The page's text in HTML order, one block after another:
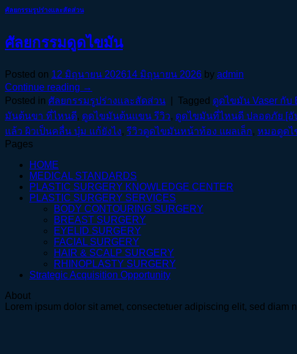
ศัลยกรรมรูปร่างและสัดส่วน
ศัลยกรรมดูดไขมัน
Posted on 12 มิถุนายน 202614 มิถุนายน 2026 by admin
Continue reading →
Posted in ศัลยกรรมรูปร่างและสัดส่วน Tagged ดูดไขมัน Vaser กับ
มันต้นขา ที่ไหนดี, ดูดไขมันต้นแขน รีวิว, ดูดไขมันที่ไหนดี ปลอดภัย [อั
แล้ว ผิวเป็นคลื่น บุ๋ม แก้ยังไง, รีวิวดูดไขมันหน้าท้อง แผลเล็ก, หมอดูดไ
Pages
HOME
MEDICAL STANDARDS
PLASTIC SURGERY KNOWLEDGE CENTER
PLASTIC SURGERY SERVICES
BODY CONTOURING SURGERY
BREAST SURGERY
EYELID SURGERY
FACIAL SURGERY
HAIR & SCALP SURGERY
RHINOPLASTY SURGERY
Strategic Acquisition Opportunity
About
Lorem ipsum dolor sit amet, consectetuer adipiscing elit, sed diam